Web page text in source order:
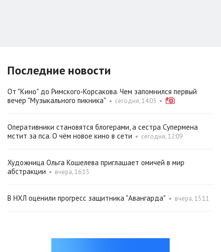
Последние новости
От "Кино" до Римского‑Корсакова. Чем запомнился первый
вечер "Музыкального пикника" • сегодня, 14:05 •
Оперативники становятся блогерами, а сестра Супермена
мстит за пса. О чём новое кино в сети • сегодня, 12:09
Художница Ольга Кошелева приглашает омичей в мир
абстракции • вчера, 16:15
В НХЛ оценили прогресс защитника "Авангарда" • вчера, 15:11